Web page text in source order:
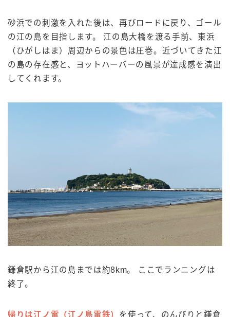
砂浜での刺激を入れた後は、再びロードに戻り、ゴール
の江の島を目指します。 江の島大橋を渡る手前、東浜
（ひがしはま）周辺からの景色は圧巻。近づいてきた江
の島の存在感と、ヨットハーバーの風景が達成感を演出
してくれます。
鎌倉駅から江の島までは約8km。 ここでランニングは
終了。
帰りは江ノ電（江ノ島電鉄） を使って、のんびりと鎌倉